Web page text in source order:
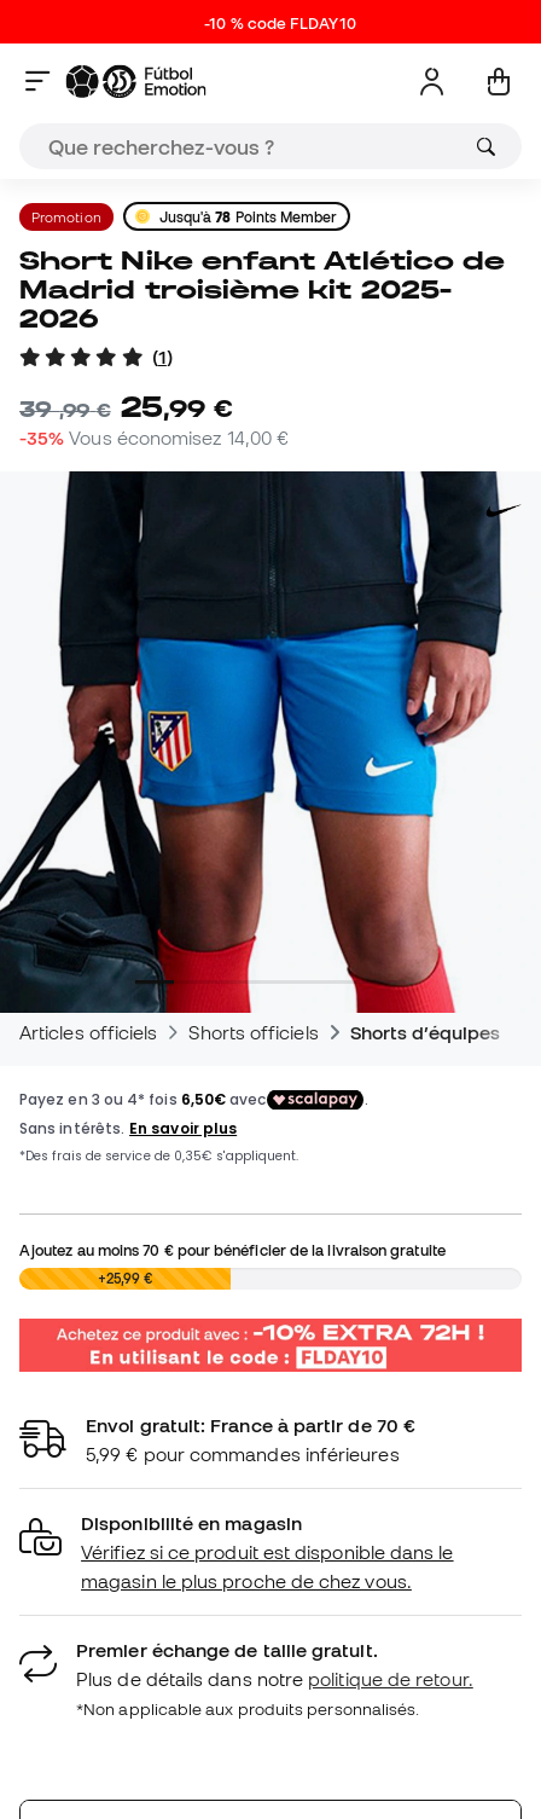
-10 % code FLDAY10
Promotion Jusqu'à78 Points Member
Short Nike enfant Atlético de
Madrid troisième kit 2025-
2026
(1)
39,99 € 25,99 €
-35% Vous économisez 14,00 €
Articles officiels Shorts officiels Shorts d’équipes
Ajoutez au moins70 €pour bénéficier de la livraison gratuite
0,00 € +25,99 €
Envoi gratuit: France à partir de 70 €
5,99 € pour commandes inférieures
Disponibilité en magasin
Vérifiez si ce produit est disponible dans le
magasin le plus proche de chez vous.
Premier échange de taille gratuit.
Plus de détails dans notre politique de retour.
*Non applicable aux produits personnalisés.